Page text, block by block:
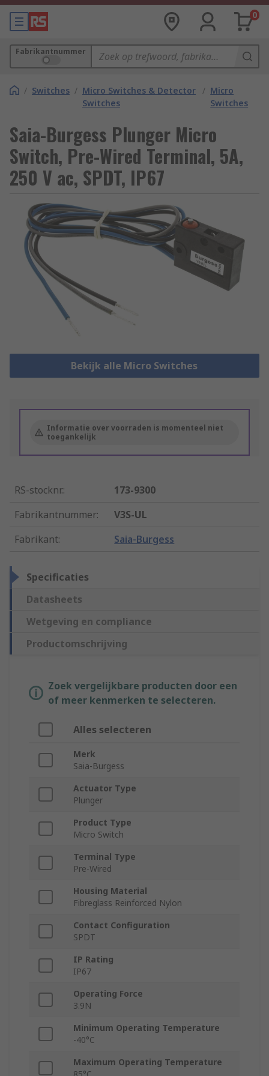
0
Fabrikantnummer
/ Switches / Micro Switches & Detector
Switches
/ Micro
Switches
Saia-Burgess Plunger Micro
Switch, Pre-Wired Terminal, 5A,
250 V ac, SPDT, IP67
Bekijk alle Micro Switches
Informatie over voorraden is momenteel niet
toegankelijk
RS-stocknr.:
173-9300
Fabrikantnummer:
V3S-UL
Fabrikant: Saia-Burgess
Specificaties
Datasheets
Wetgeving en compliance
Productomschrijving
Zoek vergelijkbare producten door een
of meer kenmerken te selecteren.
Alles selecteren
Merk
Saia-Burgess
Actuator Type
Plunger
Product Type
Micro Switch
Terminal Type
Pre-Wired
Housing Material
Fibreglass Reinforced Nylon
Contact Configuration
SPDT
IP Rating
IP67
Operating Force
3.9N
Minimum Operating Temperature
-40°C
Maximum Operating Temperature